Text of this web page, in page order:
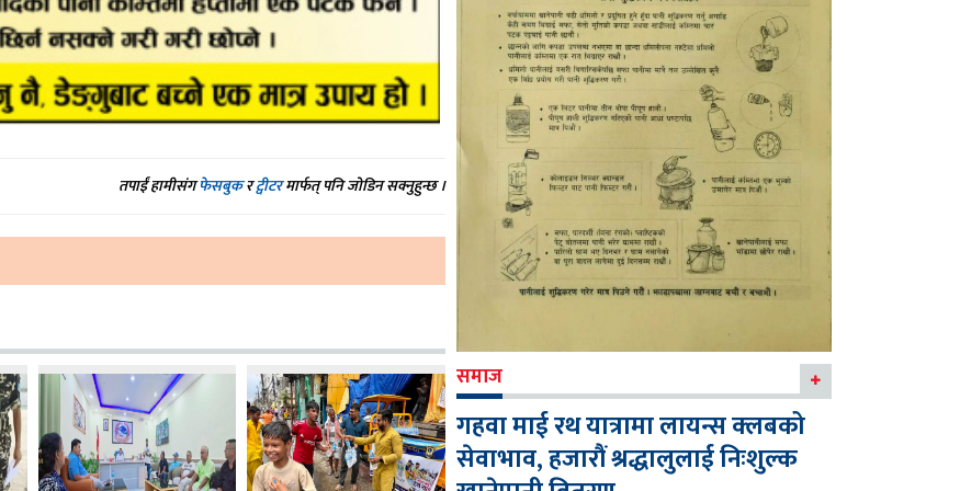
तपाईं हामीसंगफेसबुकरट्वीटरमार्फत् पनि जोडिन सक्नुहुन्छ ।
समाज
गहवा माई रथ यात्रामा लायन्स क्लबको
सेवाभाव, हजारौं श्रद्धालुलाई निःशुल्क